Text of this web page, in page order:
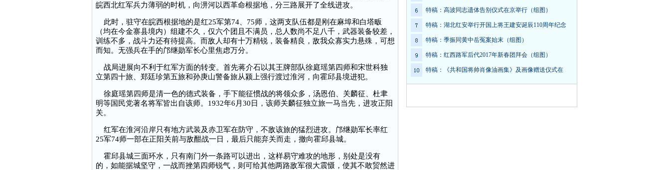
皖西北红军兵力薄弱的时机，向淠河以西革命根据地，分三路展开了全线进攻。
此时，驻守在皖西根据地的是红25军第74、75师，这两支队伍都是刚在麻埠和白塔畈
（均在今金寨县境内）组建不久，仅六个团且不满员，总人数尚不足八千，武器装备较差，
训练不多，战斗力还有待提高。而敌人却有十万精锐，装备精良，敌我众寡实力悬殊，可想
而知。无强兵在手的邝继勋军长心里焦虑万分。
战局进展向不利于红军方面的转变。首先蒋介石以其王牌部队徐庭瑶第四师和宋世科独
立第四十旅、郑廷珍第五旅和孙庚山警备旅从颍上强行渡过淮河，向霍邱县境进犯。
徐庭瑶第四师是清一色的德式装备，手下能征惯战的将领众多，汤恩伯、关麟征、杜聿
明等国民党著名将军皆出自该师。1932年6月30日，该师关麟征独立旅一马当先，进攻正阳
关。
红军在淮河沿岸只有地方武装及赤卫军在防守，不敌该旅的猛烈进攻。邝继勋军长率红
25军74师一部在正阳关前与敌酣战一日，最后只能弃关而走，撤向霍邱县城。
霍邱县城三面环水，只有南门外一条路可以进出，这样易守难攻的地形，别处是没有
的，如能据城坚守，一战而挫第四师锐气，则可给其他两路敌军很大震慑，使其不敢贸然进
特稿：高波同志遗体告别仪式在京举行（组图）
特稿：湖北红安举行开国上将王建安诞辰110周年纪念
特稿：季振同黄中岳冤案始末（组图）
特稿：红西路军后代2017年新春团拜会（组图）
特稿：《共和国将帅肖像油画集》及画像赠送仪式在